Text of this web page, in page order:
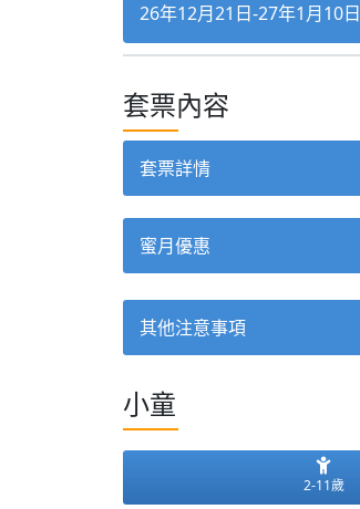
26年12月21日-27年1月10日
套票內容
套票詳情
蜜月優惠
其他注意事項
小童
2-11歲